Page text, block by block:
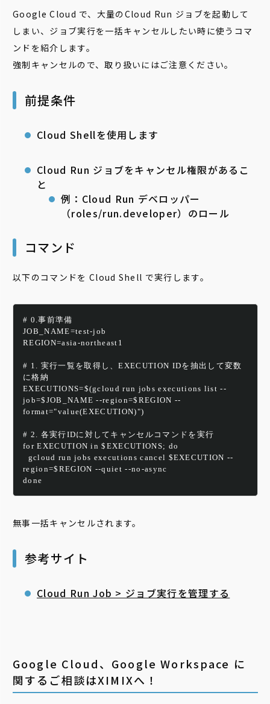
Google Cloud で、大量のCloud Run ジョブを起動して
しまい、ジョブ実行を一括キャンセルしたい時に使うコマ
ンドを紹介します。
強制キャンセルので、取り扱いにはご注意ください。
前提条件
Cloud Shellを使用します
Cloud Run ジョブをキャンセル権限があるこ
と
例：Cloud Run デベロッパー
（roles/run.developer）のロール
コマンド
以下のコマンドを Cloud Shell で実行します。
# 0.事前準備
JOB_NAME=test-job
REGION=asia-northeast1
# 1. 実行一覧を取得し、EXECUTION IDを抽出して変数
に格納
EXECUTIONS=$(gcloud run jobs executions list --
job=$JOB_NAME --region=$REGION --
format="value(EXECUTION)")
# 2. 各実行IDに対してキャンセルコマンドを実行
for EXECUTION in $EXECUTIONS; do
region=$REGION --quiet --no-async
done
無事一括キャンセルされます。
参考サイト
Cloud Run Job > ジョブ実行を管理する
Google Cloud、Google Workspace に
関するご相談はXIMIXへ！